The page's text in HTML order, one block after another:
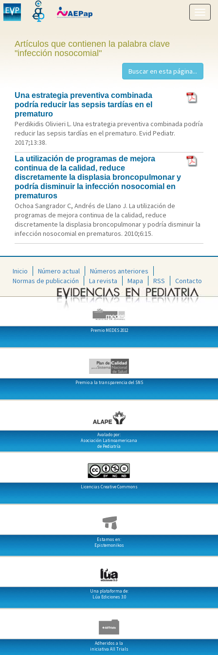
menú
Artículos que contienen la palabra clave
"infección nosocomial"
Una estrategia preventiva combinada
podría reducir las sepsis tardías en el
prematuro
Perdikidis Olivieri L. Una estrategia preventiva combinada podría
reducir las sepsis tardías en el prematuro. Evid Pediatr.
2017;13:38.
La utilización de programas de mejora
continua de la calidad, reduce
discretamente la displasia broncopulmonar y
podría disminuir la infección nosocomial en
prematuros
Ochoa Sangrador C, Andrés de Llano J. La utilización de
programas de mejora continua de la calidad, reduce
discretamente la displasia broncopulmonar y podría disminuir la
infección nosocomial en prematuros. 2010;6:15.
Inicio Número actual
Números anteriores
Normas de publicación
La revista Mapa RSS Contacto
Premio MEDES 2012
Premio a la transparencia del SNS
Avalado por:
Asociación Latinoamericana
de Pediatría
Licencias Creative Commons
Estamos en:
Epistemonikos
Una plataforma de:
Lúa Ediciones 3.0
Adheridos a la
iniciativa All Trials